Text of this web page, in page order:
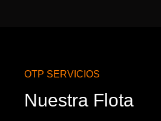
OTP SERVICIOS
Nuestra Flota